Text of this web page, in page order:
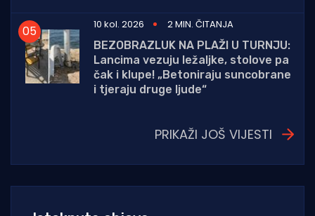
10 kol. 2026
2 MIN. ČITANJA
BEZOBRAZLUK NA PLAŽI U TURNJU:
Lancima vezuju ležaljke, stolove pa
čak i klupe! „Betoniraju suncobrane
i tjeraju druge ljude“
PRIKAŽI JOŠ VIJESTI